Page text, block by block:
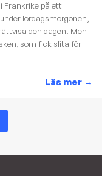
Frankrike på ett
lördagsmorgonen,
den dagen. Men
som fick slita för
Läs mer →